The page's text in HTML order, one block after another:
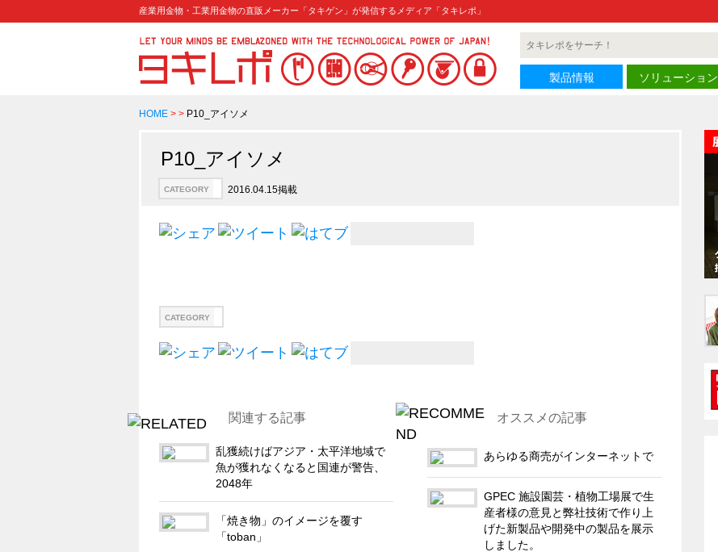
産業用金物・工業用金物の直販メーカー「タキゲン」が発信するメディア「タキレポ」
製品情報 ソリューション
HOME > > P10_アイソメ
P10_アイソメ
CATEGORY 2016.04.15掲載
CATEGORY
関連する記事
乱獲続けばアジア・太平洋地域で
魚が獲れなくなると国連が警告、
2048年
「焼き物」のイメージを覆す
「toban」
オススメの記事
あらゆる商売がインターネットで
GPEC 施設園芸・植物工場展で生
産者様の意見と弊社技術で作り上
げた新製品や開発中の製品を展示
しました。